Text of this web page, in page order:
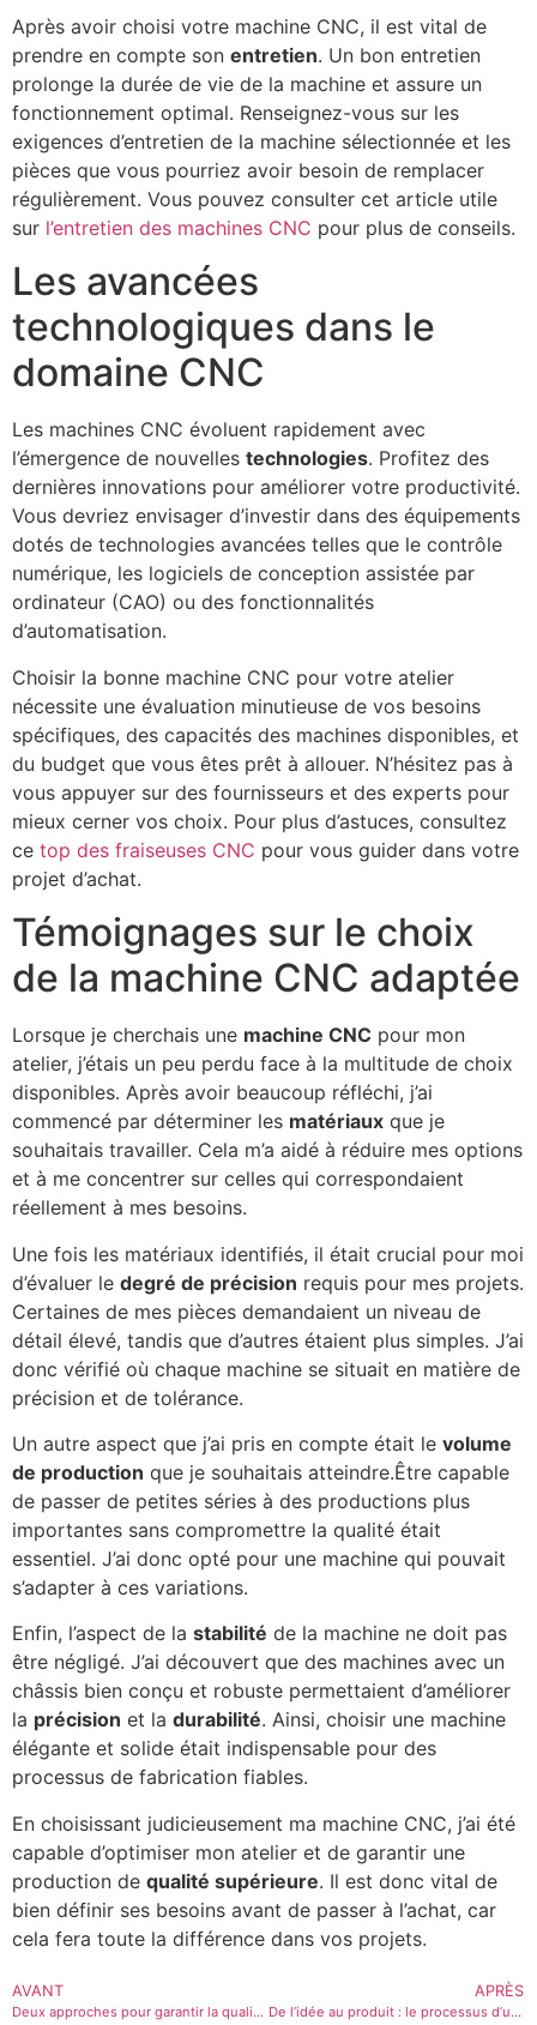
Après avoir choisi votre machine CNC, il est vital de
prendre en compte son entretien. Un bon entretien
prolonge la durée de vie de la machine et assure un
fonctionnement optimal. Renseignez-vous sur les
exigences d’entretien de la machine sélectionnée et les
pièces que vous pourriez avoir besoin de remplacer
régulièrement. Vous pouvez consulter cet article utile
sur l’entretien des machines CNC pour plus de conseils.
Les avancées
technologiques dans le
domaine CNC
Les machines CNC évoluent rapidement avec
l’émergence de nouvelles technologies. Profitez des
dernières innovations pour améliorer votre productivité.
Vous devriez envisager d’investir dans des équipements
dotés de technologies avancées telles que le contrôle
numérique, les logiciels de conception assistée par
ordinateur (CAO) ou des fonctionnalités
d’automatisation.
Choisir la bonne machine CNC pour votre atelier
nécessite une évaluation minutieuse de vos besoins
spécifiques, des capacités des machines disponibles, et
du budget que vous êtes prêt à allouer. N’hésitez pas à
vous appuyer sur des fournisseurs et des experts pour
mieux cerner vos choix. Pour plus d’astuces, consultez
ce top des fraiseuses CNC pour vous guider dans votre
projet d’achat.
Témoignages sur le choix
de la machine CNC adaptée
Lorsque je cherchais une machine CNC pour mon
atelier, j’étais un peu perdu face à la multitude de choix
disponibles. Après avoir beaucoup réfléchi, j’ai
commencé par déterminer les matériaux que je
souhaitais travailler. Cela m’a aidé à réduire mes options
et à me concentrer sur celles qui correspondaient
réellement à mes besoins.
Une fois les matériaux identifiés, il était crucial pour moi
d’évaluer le degré de précision requis pour mes projets.
Certaines de mes pièces demandaient un niveau de
détail élevé, tandis que d’autres étaient plus simples. J’ai
donc vérifié où chaque machine se situait en matière de
précision et de tolérance.
Un autre aspect que j’ai pris en compte était le volume
de production que je souhaitais atteindre.Être capable
de passer de petites séries à des productions plus
importantes sans compromettre la qualité était
essentiel. J’ai donc opté pour une machine qui pouvait
s’adapter à ces variations.
Enfin, l’aspect de la stabilité de la machine ne doit pas
être négligé. J’ai découvert que des machines avec un
châssis bien conçu et robuste permettaient d’améliorer
la précision et la durabilité. Ainsi, choisir une machine
élégante et solide était indispensable pour des
processus de fabrication fiables.
En choisissant judicieusement ma machine CNC, j’ai été
capable d’optimiser mon atelier et de garantir une
production de qualité supérieure. Il est donc vital de
bien définir ses besoins avant de passer à l’achat, car
cela fera toute la différence dans vos projets.
AVANT
Deux approches pour garantir la qualité en usinage
APRÈS
De l’idée au produit : le processus d’usinage CNC